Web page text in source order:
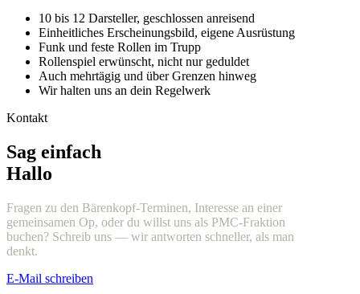
10 bis 12 Darsteller, geschlossen anreisend
Einheitliches Erscheinungsbild, eigene Ausrüstung
Funk und feste Rollen im Trupp
Rollenspiel erwünscht, nicht nur geduldet
Auch mehrtägig und über Grenzen hinweg
Wir halten uns an dein Regelwerk
Kontakt
Sag einfach
Hallo
Fragen zu den Bärenkopf-Terminen, Interesse an einer
gemeinsamen Op, oder du willst uns als PMC-Fraktion
buchen? Schreib uns — wir antworten schneller, als man
denkt.
E-Mail schreiben